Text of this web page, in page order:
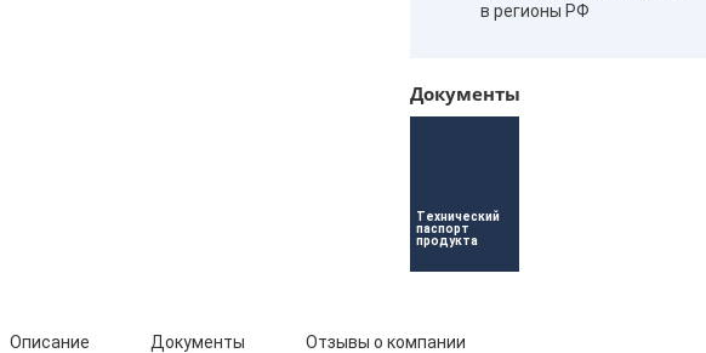
в регионы РФ
Документы
Технический
паспорт
продукта
Описание Документы Отзывы о компании